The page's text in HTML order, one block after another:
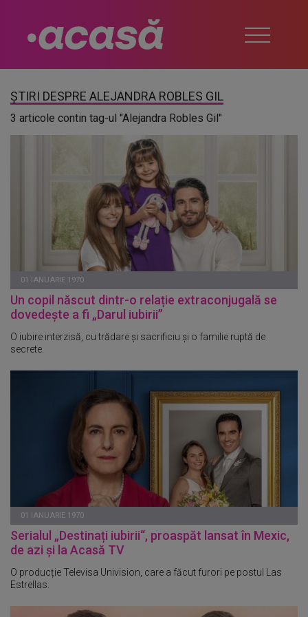
ȘTIRI DESPRE ALEJANDRA ROBLES GIL
3 articole contin tag-ul "Alejandra Robles Gil"
01 IANUARIE 1970
Un copil născut dintr-o relație extraconjugală se
dovedește a fi „Darul iubirii”
O iubire interzisă, cu trădare și sacrificiu și o familie ruptă de
secrete.
01 IANUARIE 1970
Serialul „Destinați iubirii“, proaspăt lansat în Mexic,
de azi și la Acasă TV
O producție Televisa Univision, care a făcut furori pe postul Las
Estrellas.